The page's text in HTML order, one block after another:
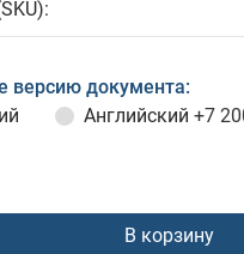
версию документа:
Английский +7
В корзину